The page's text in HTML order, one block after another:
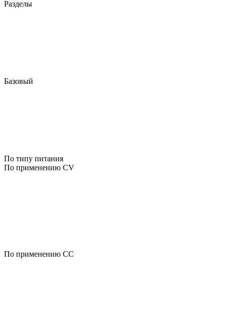
Разделы
Базовый
По типу питания
По применению CV
По применению CC